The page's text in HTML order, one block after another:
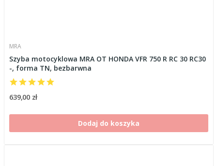
MRA
Szyba motocyklowa MRA OT HONDA VFR 750 R RC 30 RC30
-, forma TN, bezbarwna
639,00 zł
Dodaj do koszyka